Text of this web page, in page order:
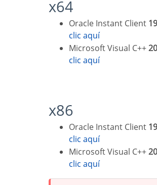
x64
Oracle Instant Client
clic aquí
Microsoft Visual C++
clic aquí
x86
Oracle Instant Client
clic aquí
Microsoft Visual C++
clic aquí